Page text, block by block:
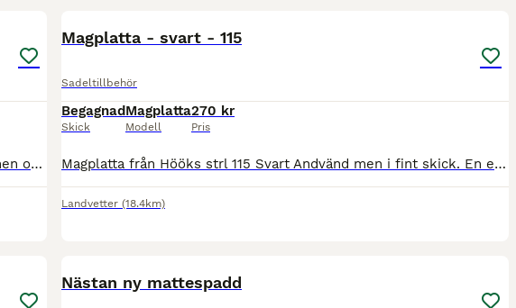
Sadelgjord i Storlek 105 Andvänd men i fint skick. Fina spännen och inga skador Pris frakten 💞
Magplatta - svart - 115
Sadeltillbehör
Begagnad
Skick
Magplatta
Modell
270 kr
Pris
Magplatta från Hööks strl 115 Svart Andvänd men i fint skick. En enstaka repa från brodd på själva plattan. Spännet funkar som nytt och även dom andra gör. Pris frakt. Pris går att diskutera �
Landvetter (18.4km)
Nästan ny mattespadd